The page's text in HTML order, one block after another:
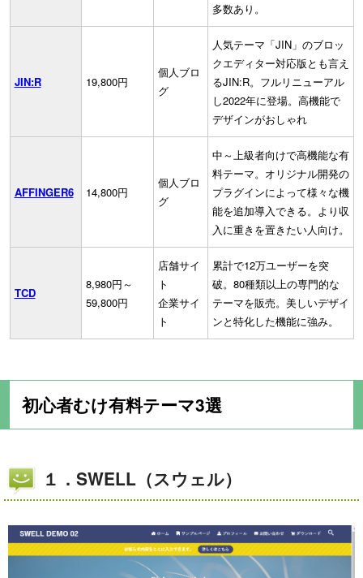
多数あり。
JIN:R 19,800円
個人ブロ
グ
人気テーマ「JIN」のブロッ
クエディター対応版とも言え
るJIN:R。フルリニューアル
し2022年に登場。高機能で
デザインがおしゃれ
AFFINGER6 14,800円
個人ブロ
グ
中～上級者向けで高機能な有
料テーマ。オリジナル開発の
プラグインによって様々な機
能を追加導入できる。より収
入に重きを置きたい人向け。
TCD
8,980円～
59,800円
店舗サイ
ト
企業サイ
ト
累計で12万ユーザーを突
破。80種類以上の専門的な
テーマを販売。美しいデザイ
ンと特化した機能に強み。
初心者むけ有料テーマ3選
１．SWELL（スウェル）